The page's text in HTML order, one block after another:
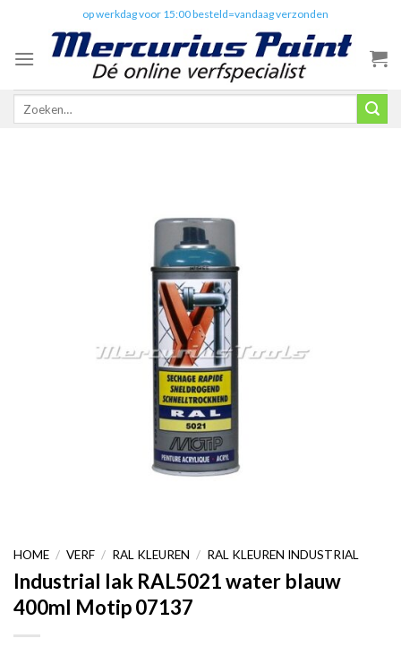
content
op werkdag voor 15:00 besteld=vandaag verzonden
Zoeken
HOME / VERF / RAL KLEUREN / RAL KLEUREN INDUSTRIAL
Industrial lak RAL5021 water blauw
400ml Motip 07137